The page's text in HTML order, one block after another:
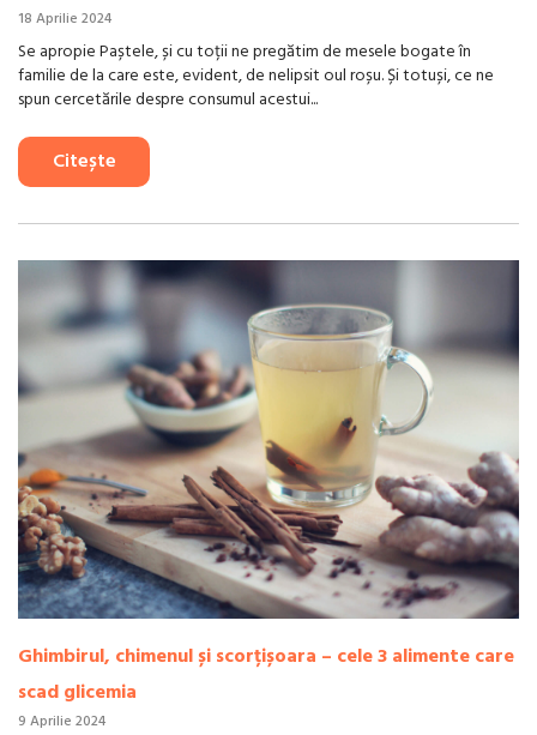
18 Aprilie 2024
Se apropie Paștele, și cu toții ne pregătim de mesele bogate în
familie de la care este, evident, de nelipsit oul roșu. Și totuși, ce ne
spun cercetările despre consumul acestui...
Citește
Ghimbirul, chimenul și scorțișoara – cele 3 alimente care
scad glicemia
9 Aprilie 2024